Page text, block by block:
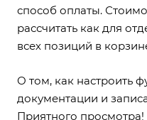
способ оплаты.
рассчитать как для
всех позиций в
О том, как настроить
документации и
Приятного просмотра!